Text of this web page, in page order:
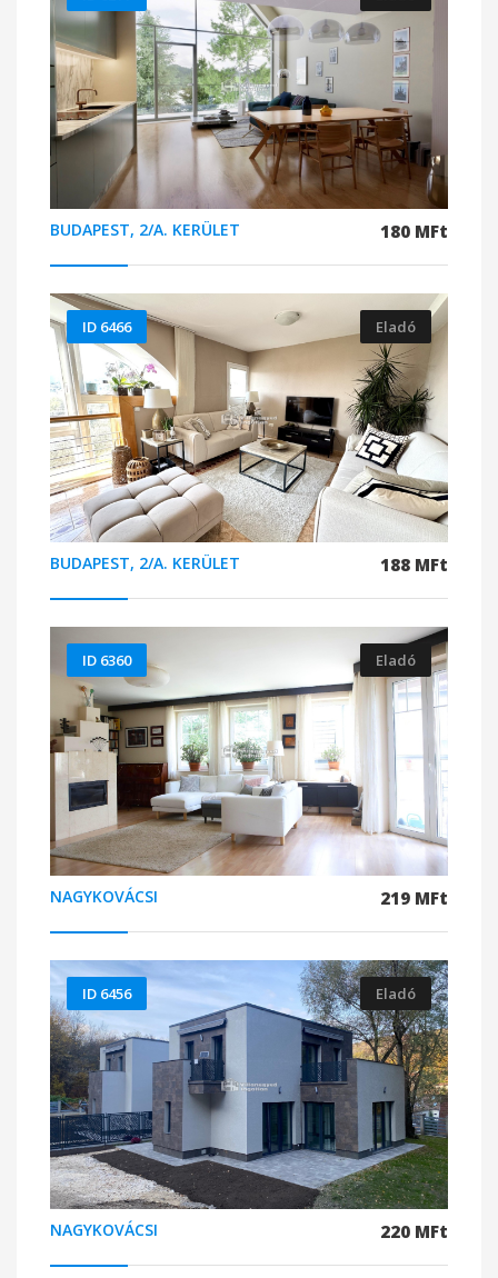
BUDAPEST, 2/A. KERÜLET 180 MFt
BUDAPEST, 2/A. KERÜLET 188 MFt
ID 6466 Eladó
NAGYKOVÁCSI 219 MFt
ID 6360 Eladó
NAGYKOVÁCSI 220 MFt
ID 6456 Eladó